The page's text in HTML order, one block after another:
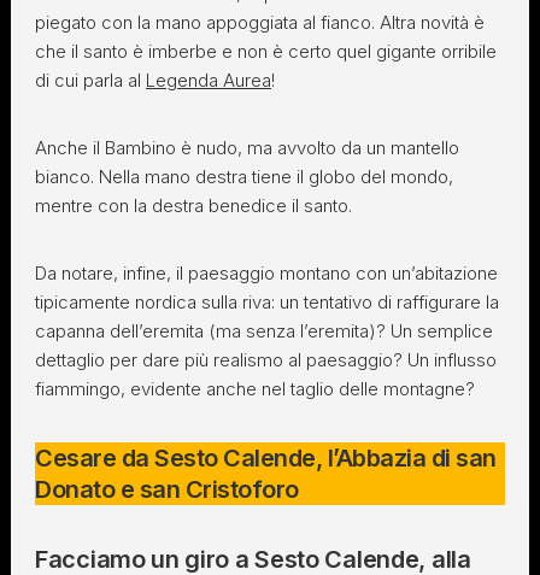
piegato con la mano appoggiata al fianco. Altra novità è
che il santo è imberbe e non è certo quel gigante orribile
di cui parla al Legenda Aurea!
Anche il Bambino è nudo, ma avvolto da un mantello
bianco. Nella mano destra tiene il globo del mondo,
mentre con la destra benedice il santo.
Da notare, infine, il paesaggio montano con un’abitazione
tipicamente nordica sulla riva: un tentativo di raffigurare la
capanna dell’eremita (ma senza l’eremita)? Un semplice
dettaglio per dare più realismo al paesaggio? Un influsso
fiammingo, evidente anche nel taglio delle montagne?
Cesare da Sesto Calende, l’Abbazia di san
Donato e san Cristoforo
Facciamo un giro a Sesto Calende, alla